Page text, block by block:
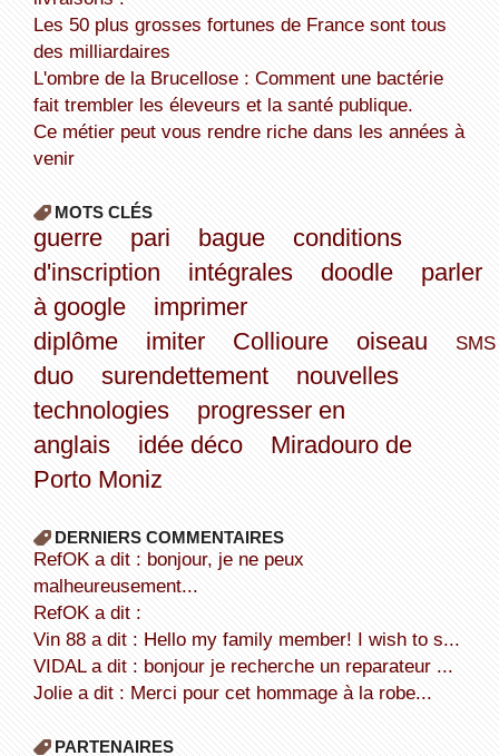
Les 50 plus grosses fortunes de France sont tous
des milliardaires
L'ombre de la Brucellose : Comment une bactérie
fait trembler les éleveurs et la santé publique.
Ce métier peut vous rendre riche dans les années à
venir
MOTS CLÉS
guerre pari bague
conditions
d'inscription
intégrales doodle
parler
à google
imprimer
diplôme
imiter Collioure oiseau SMS
duo surendettement
nouvelles
technologies
progresser en
anglais
idée déco
Miradouro de
Porto Moniz
DERNIERS COMMENTAIRES
refOK a dit : bonjour, je ne peux
malheureusement...
refOK a dit :
Vin 88 a dit : Hello my family member! I wish to s...
VIDAL a dit : bonjour je recherche un reparateur ...
Jolie a dit : Merci pour cet hommage à la robe...
PARTENAIRES